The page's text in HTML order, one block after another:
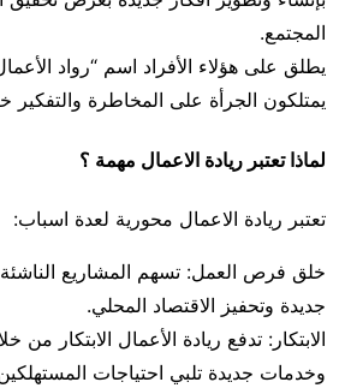
المجتمع.
يطلق على هؤلاء الأفراد اسم “رواد
يمتلكون الجرأة على المخاطرة والتفكير
لماذا تعتبر ريادة الاعمال مهمة ؟
تعتبر ريادة الاعمال محورية لعدة اسباب:
خلق فرص العمل: تسهم المشاريع
جديدة وتحفيز الاقتصاد المحلي.
الابتكار: تدفع ريادة الأعمال الابتكار من
وخدمات جديدة تلبي احتياجات